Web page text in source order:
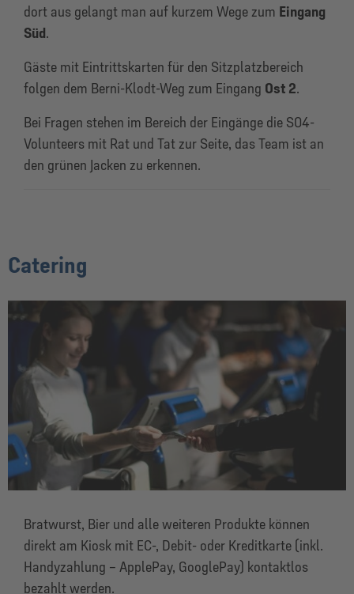
dort aus gelangt man auf kurzem Wege zum Eingang
Süd.
Gäste mit Eintrittskarten für den Sitzplatzbereich
folgen dem Berni-Klodt-Weg zum Eingang Ost 2.
Bei Fragen stehen im Bereich der Eingänge die S04-
Volunteers mit Rat und Tat zur Seite, das Team ist an
den grünen Jacken zu erkennen.
Catering
Bratwurst, Bier und alle weiteren Produkte können
direkt am Kiosk mit EC-, Debit- oder Kreditkarte (inkl.
Handyzahlung – ApplePay, GooglePay) kontaktlos
bezahlt werden.